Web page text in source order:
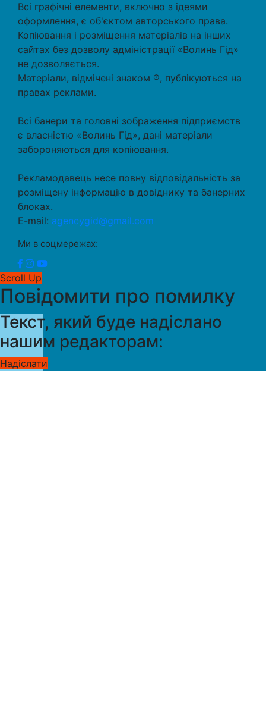
Всі графічні елементи, включно з ідеями
оформлення, є об'єктом авторського права.
Копіювання і розміщення матеріалів на інших
сайтах без дозволу адміністрації «Волинь Гід»
не дозволяється.
Матеріали, відмічені знаком ℗, публікуються на
правах реклами.
Всі банери та головні зображення підприємств
є власністю «Волинь Гід», дані матеріали
забороняються для копіювання.
Рекламодавець несе повну відповідальність за
розміщену інформацію в довіднику та банерних
блоках.
E-mail: agencygid@gmail.com
Ми в соцмережах:
Scroll Up
Повідомити про помилку
Текст, який буде надіслано
нашим редакторам:
Надіслати